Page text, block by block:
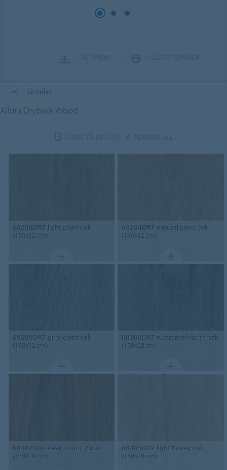
Ürünler
Allura Dryback Wood
60288DR7 light giant oak
(180x32 cm)
60284DR7 natural giant oak
(180x32 cm)
60280DR7 grey giant oak
(180x32 cm)
60306DR7 rustic anthracite oak
(150x28 cm)
60302DR7 deep country oak
(150x28 cm)
60305DR7 light honey oak
(150x28 cm)